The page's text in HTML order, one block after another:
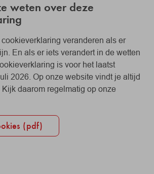
weten over deze
veranderen als er
En als er iets verandert in de wetten
is voor het laatst
2026. Op onze website vindt je altijd
daarom regelmatig op onze
(pdf)